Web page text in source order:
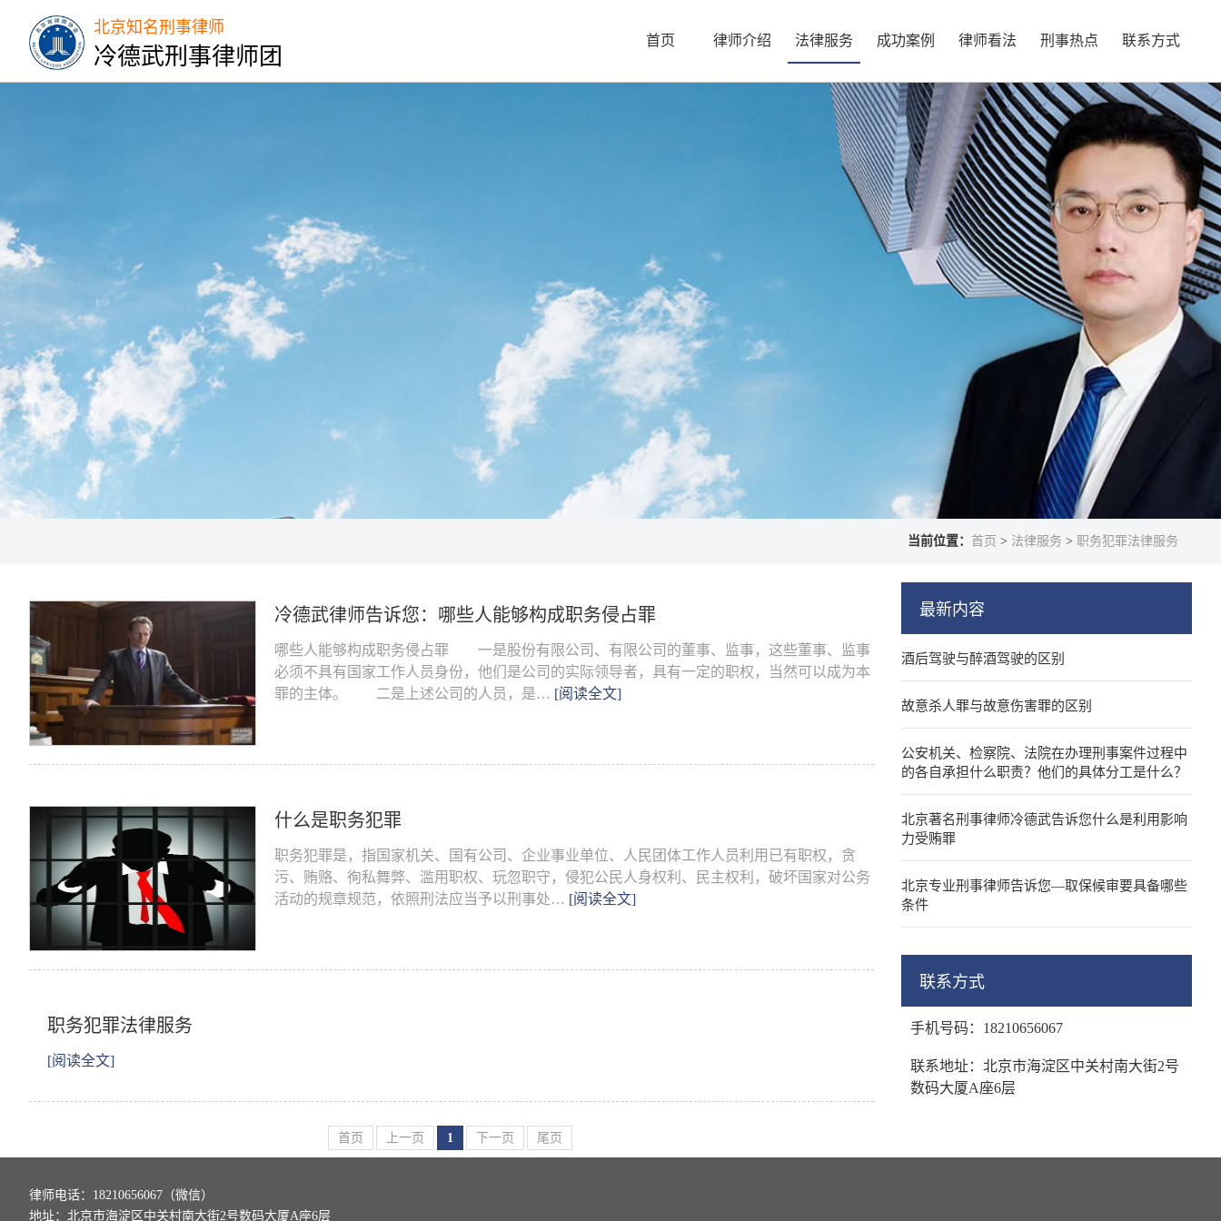
北京知名刑事律师
冷德武刑事律师团
首页 律师介绍 法律服务 成功案例 律师看法 刑事热点 联系方式
当前位置： 首页 > 法律服务 > 职务犯罪法律服务
冷德武律师告诉您：哪些人能够构成职务侵占罪
哪些人能够构成职务侵占罪 一是股份有限公司、有限公司的董事、监事，这些董事、监事
必须不具有国家工作人员身份，他们是公司的实际领导者，具有一定的职权，当然可以成为本
罪的主体。 二是上述公司的人员，是… [阅读全文]
什么是职务犯罪
职务犯罪是，指国家机关、国有公司、企业事业单位、人民团体工作人员利用已有职权，贪
污、贿赂、徇私舞弊、滥用职权、玩忽职守，侵犯公民人身权利、民主权利，破坏国家对公务
活动的规章规范，依照刑法应当予以刑事处… [阅读全文]
职务犯罪法律服务
[阅读全文]
首页 上一页 1 下一页 尾页
最新内容
酒后驾驶与醉酒驾驶的区别
故意杀人罪与故意伤害罪的区别
公安机关、检察院、法院在办理刑事案件过程中
的各自承担什么职责？他们的具体分工是什么？
北京著名刑事律师冷德武告诉您什么是利用影响
力受贿罪
北京专业刑事律师告诉您—取保候审要具备哪些
条件
联系方式
手机号码：18210656067
联系地址：北京市海淀区中关村南大街2号
数码大厦A座6层
律师电话：18210656067（微信）
地址：北京市海淀区中关村南大街2号数码大厦A座6层